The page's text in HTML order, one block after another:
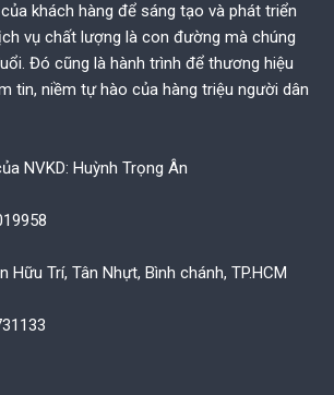
khách hàng để sáng tạo và phát triển
vụ chất lượng là con đường mà chúng
Đó cũng là hành trình để thương hiệu
tin, niềm tự hào của hàng triệu người dân
NVKD: Huỳnh Trọng Ân
Hữu Trí, Tân Nhựt, Bình chánh, TP.HCM